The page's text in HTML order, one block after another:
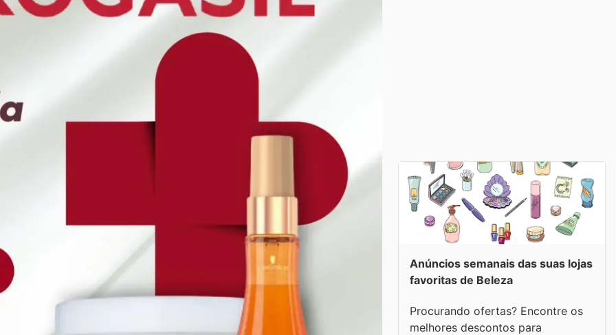
Anúncios semanais das suas lojas
favoritas de Beleza
Procurando ofertas? Encontre os
melhores descontos para